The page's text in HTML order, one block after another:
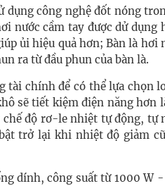
dụng công nghệ đốt nóng
nước cầm tay được dử
ủi hiệu quả hơn; Bàn là hơi
ra từ đầu phun của bàn là.
tài chính để có thể lựa chọn
sẽ tiết kiệm điện năng hơn
chế độ rơ-le nhiệt tự động, tự
trở lại khi nhiệt độ giảm
dính, công suất từ 1000 W